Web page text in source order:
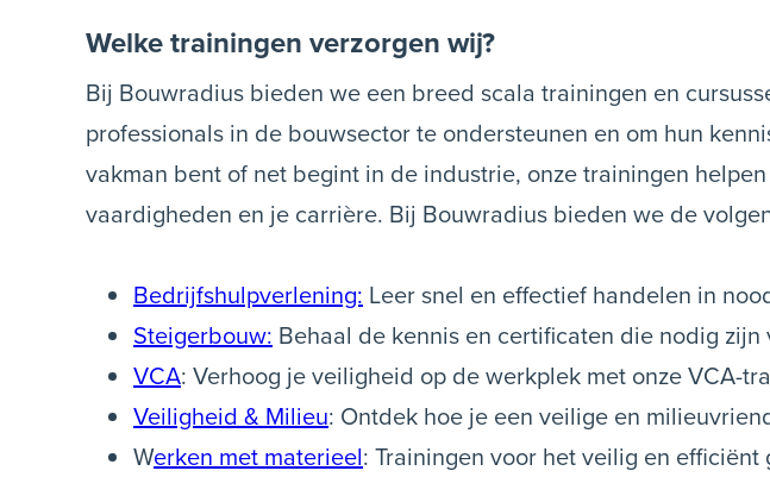
Welke trainingen verzorgen wij?
Bij Bouwradius bieden we een breed scala trainingen en
professionals in de bouwsector te ondersteunen en om hun
vakman bent of net begint in de industrie, onze trainingen
vaardigheden en je carrière. Bij Bouwradius bieden we de
Bedrijfshulpverlening: Leer snel en effectief handelen in
Steigerbouw: Behaal de kennis en certificaten die nodig
VCA: Verhoog je veiligheid op de werkplek met onze VCA-
Veiligheid & Milieu: Ontdek hoe je een veilige en
Werken met materieel: Trainingen voor het veilig en